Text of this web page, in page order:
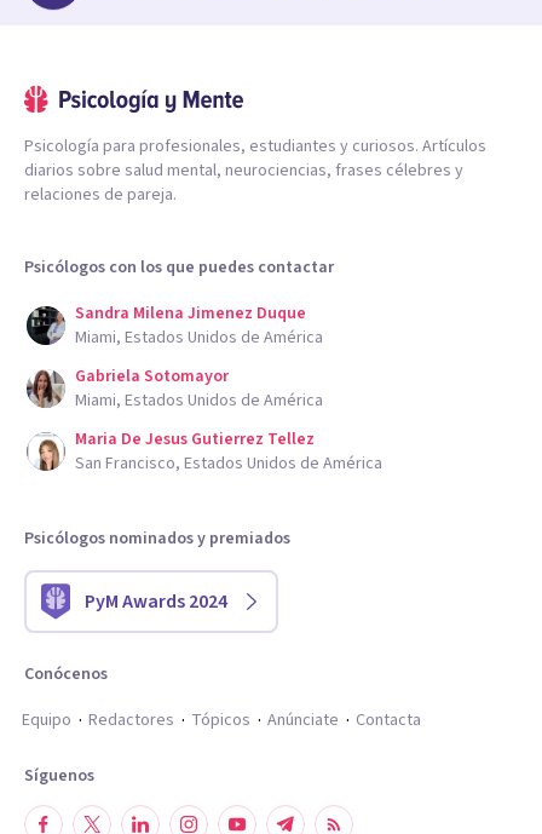
Psicología para profesionales, estudiantes y curiosos. Artículos
diarios sobre salud mental, neurociencias, frases célebres y
relaciones de pareja.
Psicólogos con los que puedes contactar
Sandra Milena Jimenez Duque
Miami, Estados Unidos de América
Gabriela Sotomayor
Miami, Estados Unidos de América
Maria De Jesus Gutierrez Tellez
San Francisco, Estados Unidos de América
Psicólogos nominados y premiados
PyM Awards 2024
Conócenos
Equipo
Redactores Tópicos Anúnciate Contacta
Síguenos